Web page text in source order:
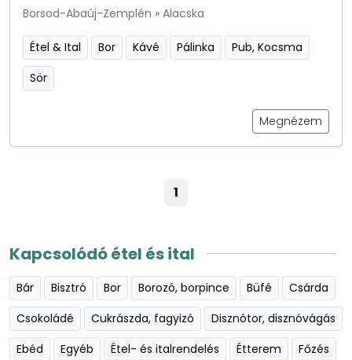
Borsod-Abaúj-Zemplén » Alacska
Étel & Ital Bor Kávé Pálinka
Pub, Kocsma
Sör
Megnézem
1
Kapcsolódó étel és ital
Bár Bisztró Bor Borozó, borpince Büfé
Csárda
Csokoládé
Cukrászda, fagyizó
Disznótor, disznóvágás
Ebéd
Egyéb Étel- és italrendelés Étterem
Főzés